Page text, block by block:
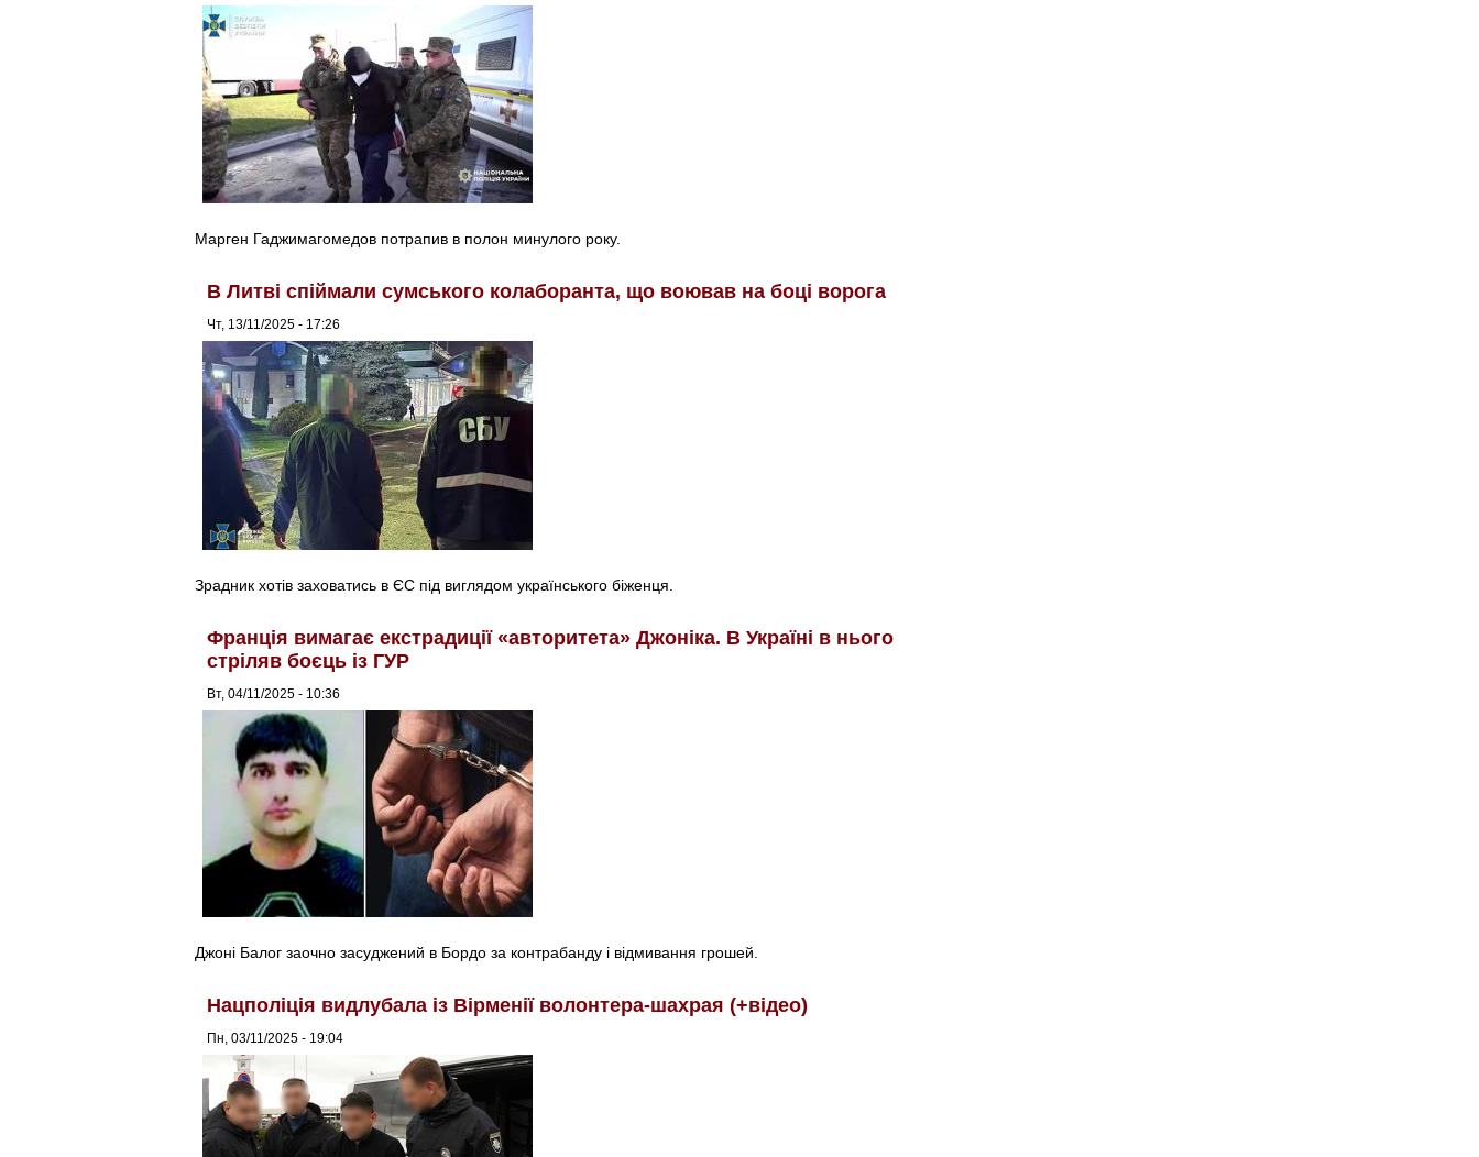
Марген Гаджимагомедов потрапив в полон минулого року.
В Литві спіймали сумського колаборанта, що воював на боці ворога
Чт, 13/11/2025 - 17:26
Зрадник хотів заховатись в ЄС під виглядом українського біженця.
Франція вимагає екстрадиції «авторитета» Джоніка. В Україні в нього
стріляв боєць із ГУР
Вт, 04/11/2025 - 10:36
Джоні Балог заочно засуджений в Бордо за контрабанду і відмивання грошей.
Нацполіція видлубала із Вірменії волонтера-шахрая (+відео)
Пн, 03/11/2025 - 19:04